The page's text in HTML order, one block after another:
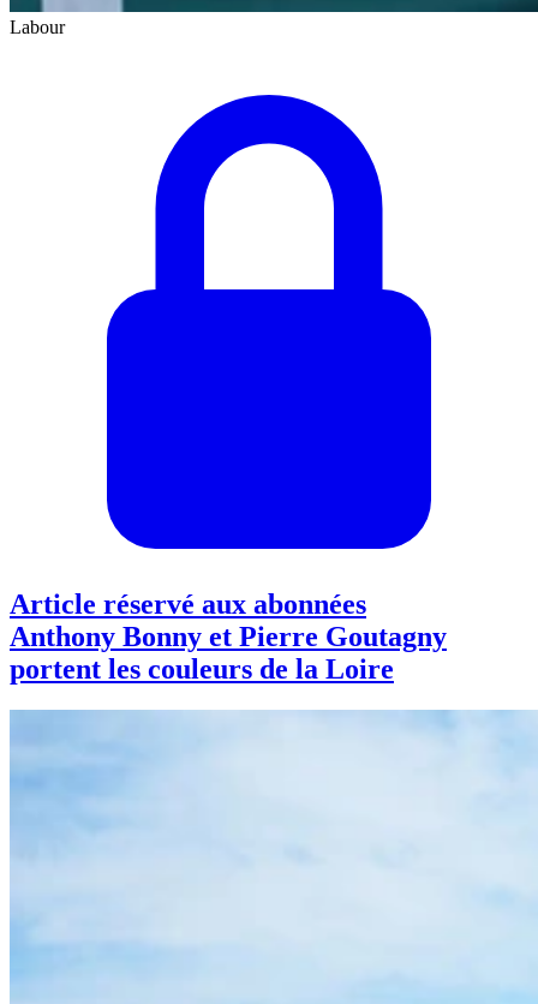
Labour
Article réservé aux abonnées
Anthony Bonny et Pierre Goutagny
portent les couleurs de la Loire